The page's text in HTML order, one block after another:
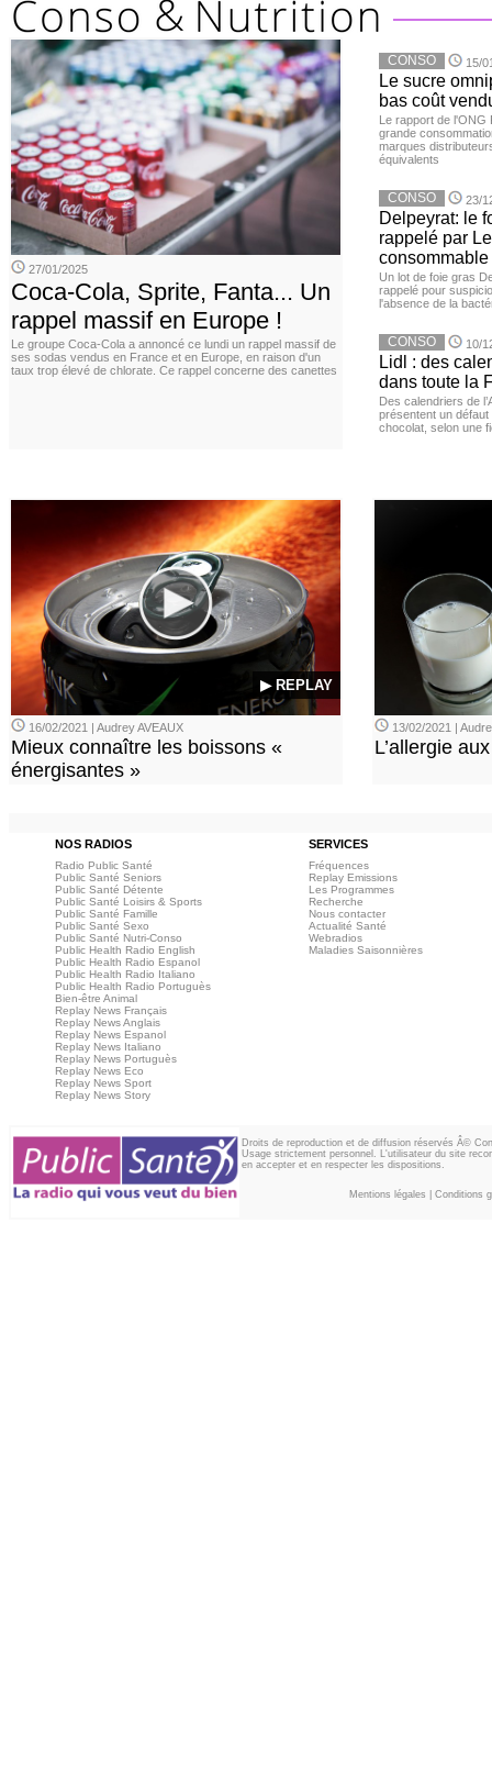
27/01/2025
Coca-Cola, Sprite, Fanta... Un
rappel massif en Europe !
Le groupe Coca-Cola a annoncé ce lundi un rappel massif de
ses sodas vendus en France et en Europe, en raison d'un
taux trop élevé de chlorate. Ce rappel concerne des canettes
CONSO 15/
Le sucre
bas coût
Le rapport de l'ONG
grande
marques
équivalents
CONSO 23/
Delpeyrat: le
rappelé par
consommable
Un lot de foie gras
rappelé pour
l'absence de la
CONSO 10/
Lidl : des
dans toute la
Des calendriers de
présentent un défaut
chocolat, selon une
▶ REPLAY
16/02/2021 | Audrey AVEAUX
Mieux connaître les boissons «
énergisantes »
13/02/2021 |
L’allergie
NOS RADIOS SERVICES
Radio Public Santé
Public Santé Seniors
Public Santé Détente
Public Santé Loisirs & Sports
Public Santé Famille
Public Santé Sexo
Public Santé Nutri-Conso
Public Health Radio English
Public Health Radio Espanol
Public Health Radio Italiano
Public Health Radio Portuguès
Bien-être Animal
Replay News Français
Replay News Anglais
Replay News Espanol
Replay News Italiano
Replay News Portuguès
Replay News Eco
Replay News Sport
Replay News Story
Fréquences
Replay Emissions
Les Programmes
Recherche
Nous contacter
Actualité Santé
Webradios
Maladies Saisonnières
Droits de reproduction et de diffusion réservés Â©
Usage strictement personnel. L'utilisateur du site
en accepter et en respecter les dispositions.
Mentions légales Conditions